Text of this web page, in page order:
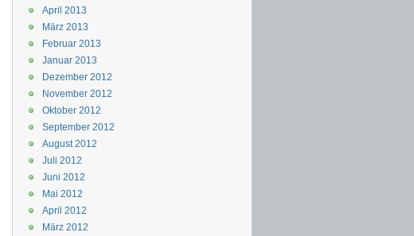
April 2013
März 2013
Februar 2013
Januar 2013
Dezember 2012
November 2012
Oktober 2012
September 2012
August 2012
Juli 2012
Juni 2012
Mai 2012
April 2012
März 2012